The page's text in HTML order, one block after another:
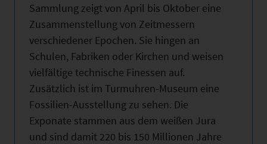
Sammlung zeigt von April bis Oktober eine
Zusammenstellung von Zeitmessern
verschiedener Epochen. Sie hingen an
Schulen, Fabriken oder Kirchen und weisen
vielfältige technische Finessen auf.
Zusätzlich ist im Turmuhren-Museum eine
Fossilien-Ausstellung zu sehen. Die
Exponate stammen aus dem weißen Jura
und sind damit 220 bis 150 Millionen Jahre